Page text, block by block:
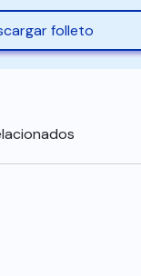
folleto